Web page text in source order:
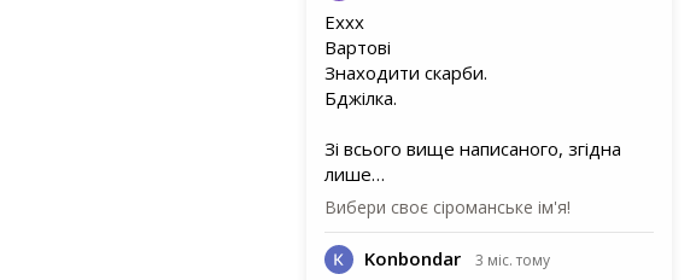
Еххх
Вартові
Знаходити скарби.
Бджілка.
Зі всього вище написаного, згідна
лише…
Вибери своє сіроманське ім'я!
Konbondar 3 міс. тому